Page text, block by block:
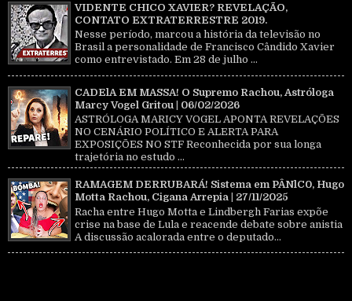
VIDENTE CHICO XAVIER? REVELAÇÃO,
CONTATO EXTRATERRESTRE 2019.
Nesse período, marcou a história da televisão no
Brasil a personalidade de Francisco Cândido Xavier
como entrevistado. Em 28 de julho ...
CADElA EM MASSA! O Supremo Rachou, Astróloga
Marcy Vogel Gritou | 06/02/2026
ASTRÓLOGA MARICY VOGEL APONTA REVELAÇÕES
NO CENÁRIO POLÍTICO E ALERTA PARA
EXPOSIÇÕES NO STF Reconhecida por sua longa
trajetória no estudo ...
RAMAGEM DERRUBARÁ! Sistema em PÂNlC0, Hugo
Motta Rachou, Cigana Arrepia | 27/11/2025
Racha entre Hugo Motta e Lindbergh Farias expõe
crise na base de Lula e reacende debate sobre anistia
A discussão acalorada entre o deputado...